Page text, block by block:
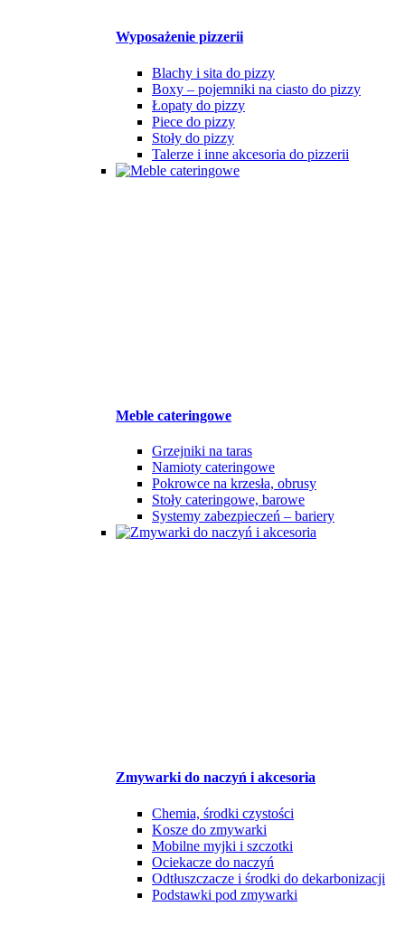
Wyposażenie pizzerii
Blachy i sita do pizzy
Boxy – pojemniki na ciasto do pizzy
Łopaty do pizzy
Piece do pizzy
Stoły do pizzy
Talerze i inne akcesoria do pizzerii
Meble cateringowe
Grzejniki na taras
Namioty cateringowe
Pokrowce na krzesła, obrusy
Stoły cateringowe, barowe
Systemy zabezpieczeń – bariery
Zmywarki do naczyń i akcesoria
Chemia, środki czystości
Kosze do zmywarki
Mobilne myjki i szczotki
Ociekacze do naczyń
Odtłuszczacze i środki do dekarbonizacji
Podstawki pod zmywarki